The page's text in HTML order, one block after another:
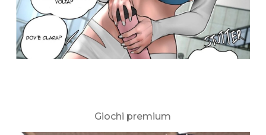
Giochi premium